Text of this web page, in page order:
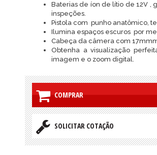
Baterias de íon de lítio de 12V
inspeções.
Pistola com punho anatômico,
Ilumina espaços escuros por
Cabeça da câmera com
Obtenha a visualização
imagem e o zoom digital.
COMPRAR
SOLICITAR COTAÇÃO